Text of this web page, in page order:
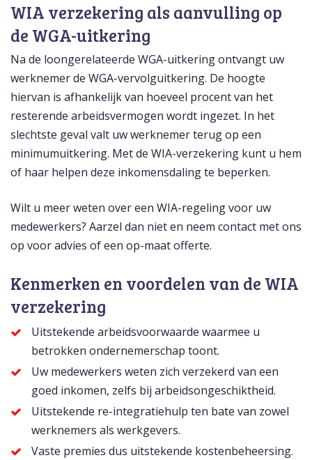
WIA verzekering als aanvulling op
de WGA-uitkering
Na de loongerelateerde WGA-uitkering ontvangt uw
werknemer de WGA-vervolguitkering. De hoogte
hiervan is afhankelijk van hoeveel procent van het
resterende arbeidsvermogen wordt ingezet. In het
slechtste geval valt uw werknemer terug op een
minimumuitkering. Met de WIA-verzekering kunt u hem
of haar helpen deze inkomensdaling te beperken.
Wilt u meer weten over een WIA-regeling voor uw
medewerkers? Aarzel dan niet en neem contact met ons
op voor advies of een op-maat offerte.
Kenmerken en voordelen van de WIA
verzekering
Uitstekende arbeidsvoorwaarde waarmee u
betrokken ondernemerschap toont.
Uw medewerkers weten zich verzekerd van een
goed inkomen, zelfs bij arbeidsongeschiktheid.
Uitstekende re-integratiehulp ten bate van zowel
werknemers als werkgevers.
Vaste premies dus uitstekende kostenbeheersing.